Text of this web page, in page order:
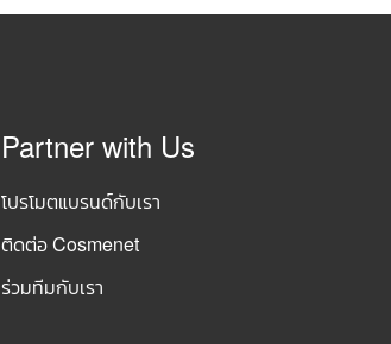
Partner with Us
โปรโมตแบรนด์กับเรา
ติดต่อ Cosmenet
ร่วมทีมกับเรา